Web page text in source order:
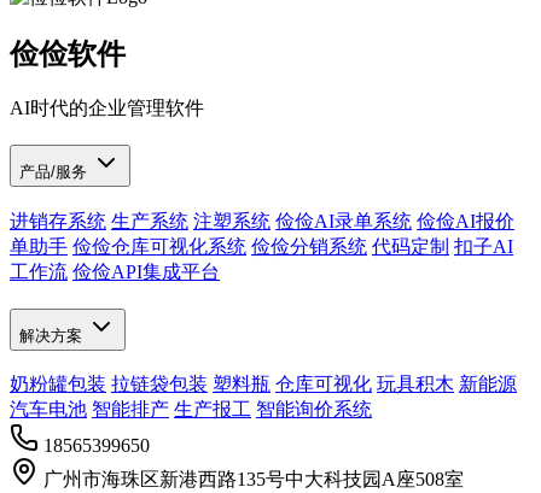
俭俭软件
AI时代的企业管理软件
产品/服务
进销存系统 生产系统 注塑系统 俭俭AI录单系统 俭俭AI报价
单助手 俭俭仓库可视化系统 俭俭分销系统 代码定制 扣子AI
工作流 俭俭API集成平台
解决方案
奶粉罐包装 拉链袋包装 塑料瓶 仓库可视化 玩具积木 新能源
汽车电池 智能排产 生产报工 智能询价系统
18565399650
广州市海珠区新港西路135号中大科技园A座508室